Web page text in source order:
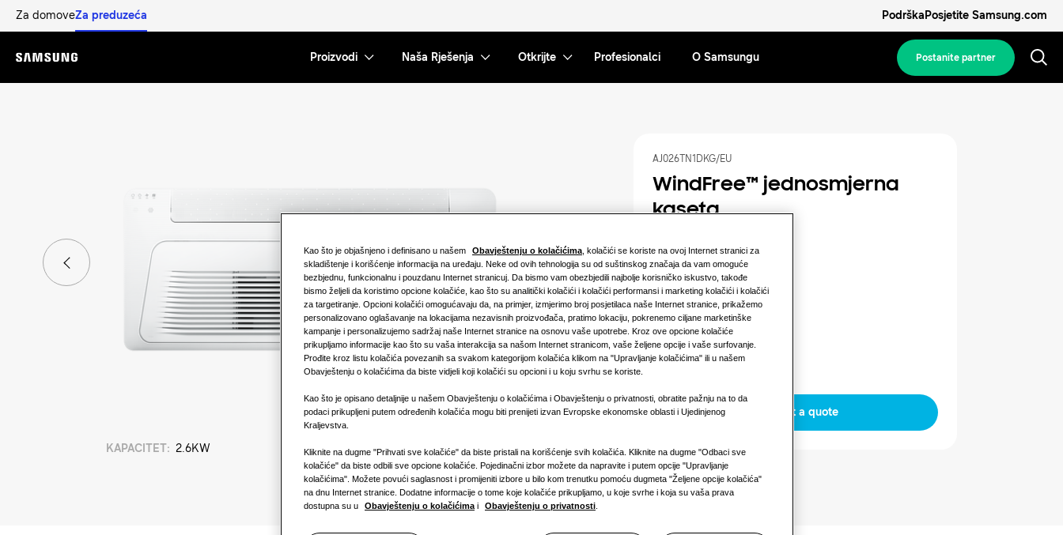
Za domoveZa preduzeća PodrškaPosjetite Samsung.com
Menu
Proizvodi Naša Rješenja Otkrijte Profesionalci O Samsungu Postanite partner
KAPACITET: 2.6KW
WindFree™️ jednosmjerna
kaseta
AJ026TN1DKG/EU
Dostupni kapaciteti
2.6KW 3.5KW
Dostupna snaga
1 faza
Request a quote
Kao što je objašnjeno i definisano u našem Obavještenju o kolačićima , kolačići se koriste na ovoj Internet stranici za
skladištenje i korišćenje informacija na uređaju. Neke od ovih tehnologija su od suštinskog značaja da vam omoguće
bezbjednu, funkcionalnu i pouzdanu Internet stranicuj. Da bismo vam obezbjedili najbolje korisničko iskustvo, takođe
bismo željeli da koristimo opcione kolačiće, kao što su analitički kolačići i kolačići performansi i marketing kolačići i kolačići
za targetiranje. Opcioni kolačići omogućavaju da, na primjer, izmjerimo broj posjetilaca naše Internet stranice, prikažemo
personalizovano oglašavanje na lokacijama nezavisnih proizvođača, pratimo lokaciju, pokrenemo ciljane marketinške
kampanje i personalizujemo sadržaj naše Internet stranice na osnovu vaše upotrebe. Kroz ove opcione kolačiće
prikupljamo informacije kao što su vaša interakcija sa našom Internet stranicom, vaše željene opcije i vaše surfovanje.
Prođite kroz listu kolačića povezanih sa svakom kategorijom kolačića klikom na "Upravljanje kolačićima" ili u našem
Obavještenju o kolačićima da biste vidjeli koji kolačići su opcioni i u koju svrhu se koriste.
Kao što je opisano detaljnije u našem Obavještenju o kolačićima i Obavještenju o privatnosti, obratite pažnju na to da
podaci prikupljeni putem određenih kolačića mogu biti prenijeti izvan Evropske ekonomske oblasti i Ujedinjenog
Kraljevstva.
Kliknite na dugme "Prihvati sve kolačiće" da biste pristali na korišćenje svih kolačića. Kliknite na dugme "Odbaci sve
kolačiće" da biste odbili sve opcione kolačiće. Pojedinačni izbor možete da napravite i putem opcije "Upravljanje
kolačićima". Možete povući saglasnost i promijeniti izbore u bilo kom trenutku pomoću dugmeta "Željene opcije kolačića"
na dnu Internet stranice. Dodatne informacije o tome koje kolačiće prikupljamo, u koje svrhe i koja su vaša prava
dostupna su u
Obavještenju o kolačićima i Obavještenju o privatnosti